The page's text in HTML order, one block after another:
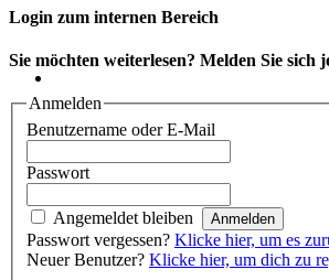
Login zum internen Bereich
Sie möchten weiterlesen? Melden Sie sich
Anmelden
Benutzername oder E-Mail
Passwort
Angemeldet bleiben
Passwort vergessen? Klicke hier, um es
Neuer Benutzer? Klicke hier, um dich zu